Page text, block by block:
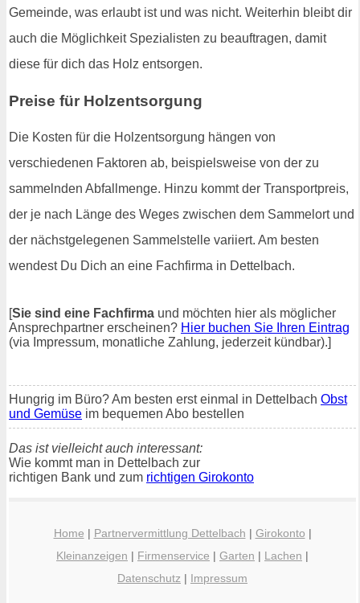
Gemeinde, was erlaubt ist und was nicht. Weiterhin bleibt dir
auch die Möglichkeit Spezialisten zu beauftragen, damit
diese für dich das Holz entsorgen.
Preise für Holzentsorgung
Die Kosten für die Holzentsorgung hängen von
verschiedenen Faktoren ab, beispielsweise von der zu
sammelnden Abfallmenge. Hinzu kommt der Transportpreis,
der je nach Länge des Weges zwischen dem Sammelort und
der nächstgelegenen Sammelstelle variiert. Am besten
wendest Du Dich an eine Fachfirma in Dettelbach.
[Sie sind eine Fachfirma und möchten hier als möglicher
Ansprechpartner erscheinen? Hier buchen Sie Ihren Eintrag
(via Impressum, monatliche Zahlung, jederzeit kündbar).]
Hungrig im Büro? Am besten erst einmal in Dettelbach Obst
und Gemüse im bequemen Abo bestellen
Das ist vielleicht auch interessant:
Wie kommt man in Dettelbach zur
richtigen Bank und zum richtigen Girokonto
Home | Partnervermittlung Dettelbach | Girokonto |
Kleinanzeigen | Firmenservice | Garten | Lachen |
Datenschutz | Impressum